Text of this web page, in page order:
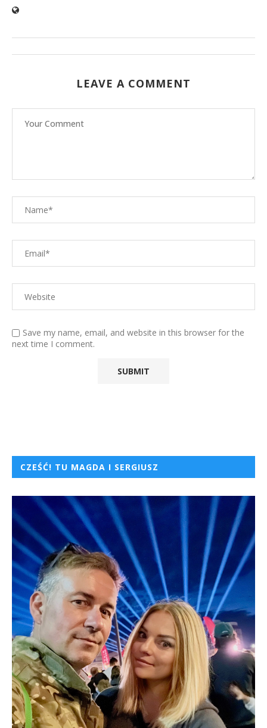
LEAVE A COMMENT
Save my name, email, and website in this browser for the
next time I comment.
CZEŚĆ! TU MAGDA I SERGIUSZ